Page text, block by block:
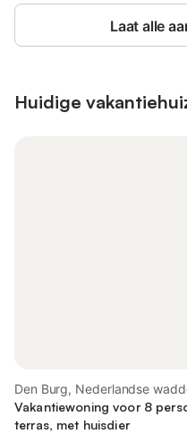
Laat alle
Huidige
Den Burg, Nederlandse
Vakantiewoning voor 8
terras, met huisdier